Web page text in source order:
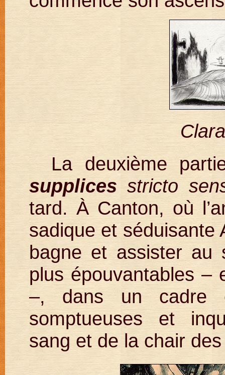
La deuxième
supplices stricto
tard. À Canton, où
sadique et séduisante
bagne et assister au
plus épouvantables –
–, dans un cadre
somptueuses et
sang et de la chair